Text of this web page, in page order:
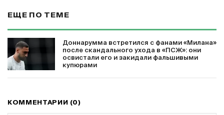
ЕЩЕ ПО ТЕМЕ
Доннарумма встретился с фанами «Милана»
после скандального ухода в «ПСЖ»: они
освистали его и закидали фальшивыми
купюрами
КОММЕНТАРИИ (0)